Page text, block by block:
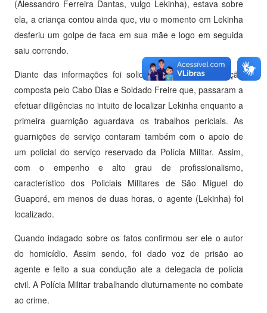
(Alessandro Ferreira Dantas, vulgo Lekinha), estava sobre
ela, a criança contou ainda que, viu o momento em Lekinha
desferiu um golpe de faca em sua mãe e logo em seguida
saiu correndo.
Diante das informações foi solicitado apoio da guarnição
composta pelo Cabo Dias e Soldado Freire que, passaram a
efetuar diligências no intuito de localizar Lekinha enquanto a
primeira guarnição aguardava os trabalhos periciais. As
guarnições de serviço contaram também com o apoio de
um policial do serviço reservado da Polícia Militar. Assim,
com o empenho e alto grau de profissionalismo,
característico dos Policiais Militares de São Miguel do
Guaporé, em menos de duas horas, o agente (Lekinha) foi
localizado.
Quando indagado sobre os fatos confirmou ser ele o autor
do homicídio. Assim sendo, foi dado voz de prisão ao
agente e feito a sua condução ate a delegacia de polícia
civil. A Polícia Militar trabalhando diuturnamente no combate
ao crime.